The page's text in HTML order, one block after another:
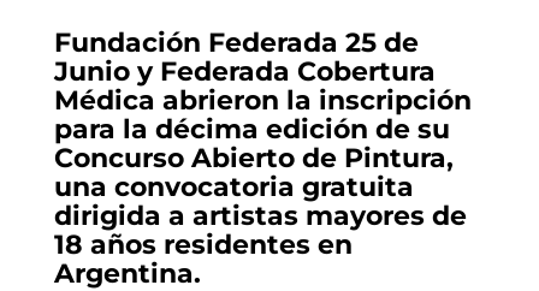
Fundación Federada 25 de
Junio y Federada Cobertura
Médica abrieron la inscripción
para la décima edición de su
Concurso Abierto de Pintura,
una convocatoria gratuita
dirigida a artistas mayores de
18 años residentes en
Argentina.